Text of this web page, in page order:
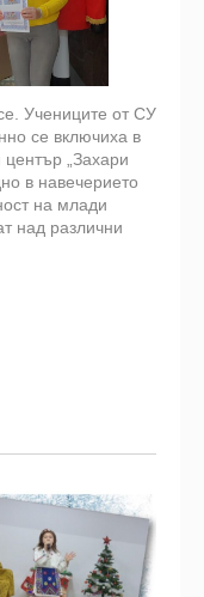
Учениците от СУ
се включиха в
„Захари
в навечерието
на млади
над различни